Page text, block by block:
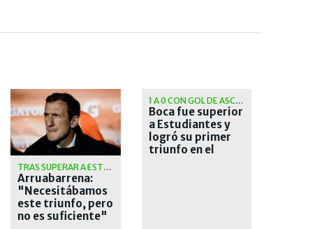
TRAS SUPERAR A ESTUDIANTES
Arruabarrena:
"Necesitábamos
este triunfo, pero
no es suficiente"
1 A 0 CON GOL DE ASCACÍBAR
Boca fue superior
a Estudiantes y
logró su primer
triunfo en el